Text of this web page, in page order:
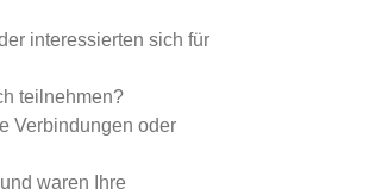
interessierten sich für
teilnehmen?
Verbindungen oder
waren Ihre